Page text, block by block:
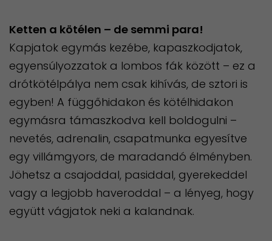
Ketten a kötélen – de semmi para!
Kapjatok egymás kezébe, kapaszkodjatok,
egyensúlyozzatok a lombos fák között – ez a
drótkötélpálya nem csak kihívás, de sztori is
egyben! A függőhidakon és kötélhidakon
egymásra támaszkodva kell boldogulni –
nevetés, adrenalin, csapatmunka egyesítve
egy villámgyors, de maradandó élményben.
Jöhetsz a csajoddal, pasiddal, gyerekeddel
vagy a legjobb haveroddal – a lényeg, hogy
együtt vágjatok neki a kalandnak.